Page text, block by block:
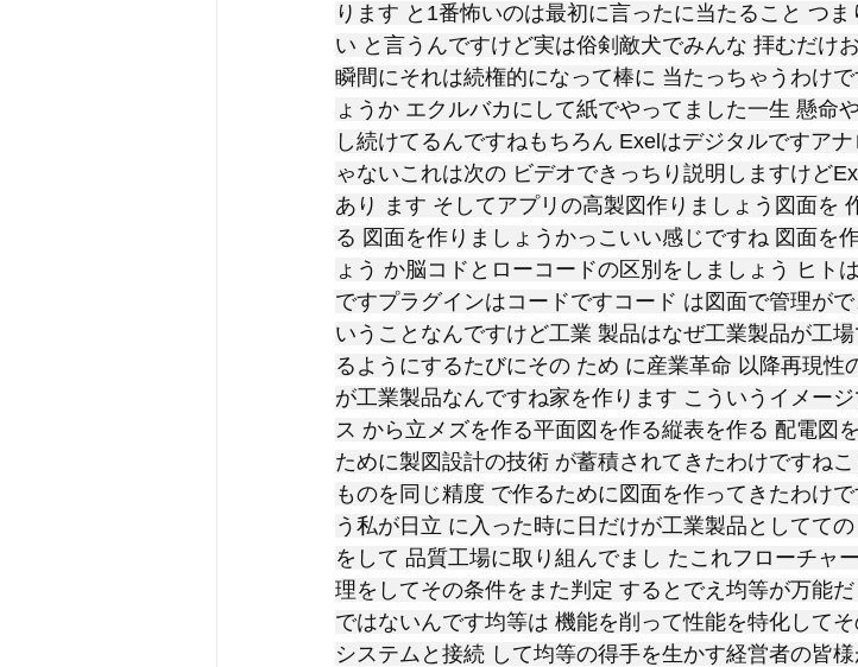
ります と1番怖いのは最初に言ったに当たること つ
い と言うんですけど実は俗剣敵犬でみんな 拝むだけ
瞬間にそれは続権的になって棒に 当たっちゃうわけ
ょうか エクルバカにして紙でやってました一生 懸命
し続けてるんですねもちろん Exelはデジタルですア
ゃないこれは次の ビデオできっちり説明しますけど
あり ます そしてアプリの高製図作りましょう図面を
る 図面を作りましょうかっこいい感じですね 図面を
ょう か脳コドとローコードの区別をしましょう ヒト
ですプラグインはコードですコード は図面で管理が
いうことなんですけど工業 製品はなぜ工業製品が工
るようにするたびにその ため に産業革命 以降再現
が工業製品なんですね家を作ります こういうイメー
ス から立メズを作る平面図を作る縦表を作る 配電図
ために製図設計の技術 が蓄積されてきたわけですね
ものを同じ精度 で作るために図面を作ってきたわけ
う私が日立 に入った時に日だけが工業製品としてて
をして 品質工場に取り組んでまし たこれフローチャ
理をしてその条件をまた判定 するとでえ均等が万能
ではないんです均等は 機能を削って性能を特化して
システムと接続 して均等の得手を生かす経営者の皆